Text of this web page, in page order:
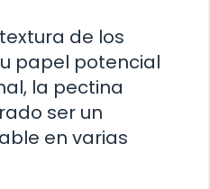
de los
papel potencial
la pectina
ser un
en varias